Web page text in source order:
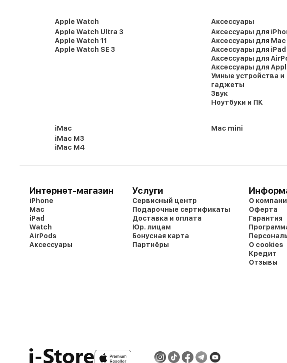
Apple Watch
Apple Watch Ultra 3
Apple Watch 11
Apple Watch SE 3
Аксессуары
Аксессуары для
Аксессуары для Mac
Аксессуары для iPad
Аксессуары для
Аксессуары для
Умные устройства и
гаджеты
Звук
Ноутбуки и ПК
iMac
iMac M3
iMac M4
Mac mini
Интернет-магазин
iPhone
Mac
iPad
Watch
AirPods
Аксессуары
Услуги
Сервисный центр
Подарочные сертификаты
Доставка и оплата
Юр. лицам
Бонусная карта
Партнёры
О
Оферта
Гарантия
О cookies
Кредит
Отзывы